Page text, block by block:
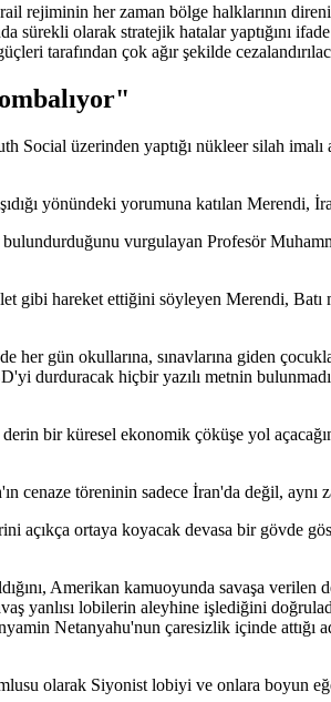
rejiminin her zaman bölge halklarının
sürekli olarak stratejik hatalar yaptığını
tarafından çok ağır şekilde
Social üzerinden yaptığı nükleer silah
yönündeki yorumuna katılan Merendi,
vurgulayan Profesör
hareket ettiğini söyleyen Merendi, Batı
gün okullarına, sınavlarına giden
durduracak hiçbir yazılı metnin
bir küresel ekonomik çöküşe yol
töreninin sadece İran'da değil, aynı
açıkça ortaya koyacak devasa bir gövde
Amerikan kamuoyunda savaşa
yanlısı lobilerin aleyhine işlediğini
Netanyahu'nun çaresizlik içinde attığı
olarak Siyonist lobiyi ve onlara boyun